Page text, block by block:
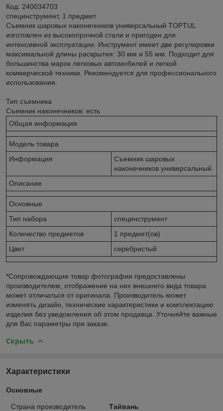
Код: 240034703
специнструмент, 1 предмет
Съемник шаровых наконечников универсальный TOPTUL
изготовлен из высокопрочной стали и пригоден для
интенсивной эксплуатации. Инструмент имеет две регулировки
максимальной длины раскрытия: 30 мм и 55 мм. Подходит для
большинства марок легковых автомобилей и легкой
коммерческой техники. Рекомендуется для профессионального
использования.
Тип съемника
Съемник наконечников: есть
Общая информация
Модель товара
Информация
Съемник шаровых
наконечников универсальный.
Описание
Основные
Тип набора
специнструмент
Количество предметов
1 предмет(ов)
Цвет
серебристый
*Сопровождающие товар фотографии предоставлены
производителем, отображение на них внешнего вида товара
может отличаться от оригинала. Производитель может
изменять дизайн, технические характеристики и комплектацию
изделия без уведомления об этом продавца. Уточняйте важные
для Вас параметры при заказе.
Скрыть
Характеристики
Основные
Страна производитель
Тайвань